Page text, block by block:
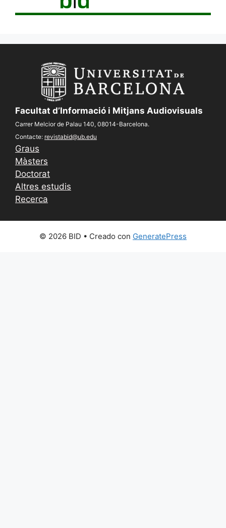
Facultat d’Informació i Mitjans Audiovisuals
Carrer Melcior de Palau 140, 08014-Barcelona.
Contacte: revistabid@ub.edu
Graus
Màsters
Doctorat
Altres estudis
Recerca
© 2026 BID • Creado con GeneratePress